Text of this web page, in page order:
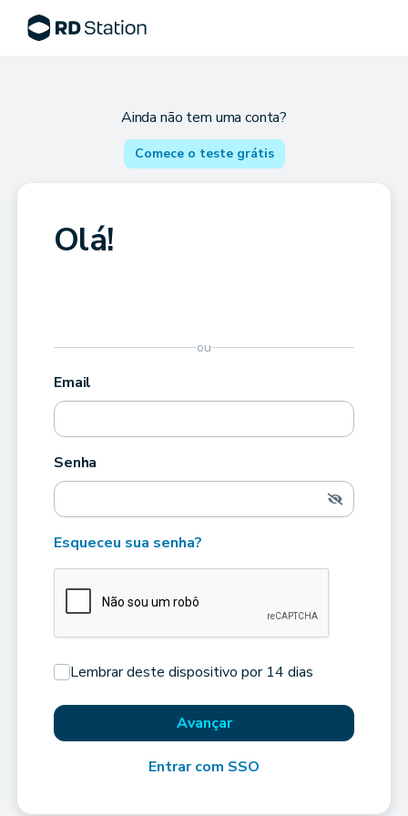
Ainda não tem uma conta?
Comece o teste grátis
Olá!
ou
Email
Senha
Esqueceu sua senha?
Lembrar deste dispositivo por 14 dias
Avançar
Entrar com SSO